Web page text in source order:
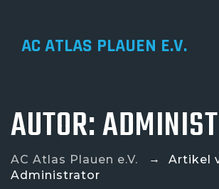
AC ATLAS PLAUEN E.V.
AUTOR:
AC Atlas Plauen e.V. → Artikel
Administrator